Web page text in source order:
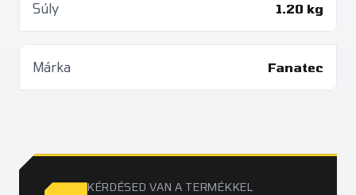
Súly 1.20 kg
Márka Fanatec
KÉRDÉSED VAN A TERMÉKKEL